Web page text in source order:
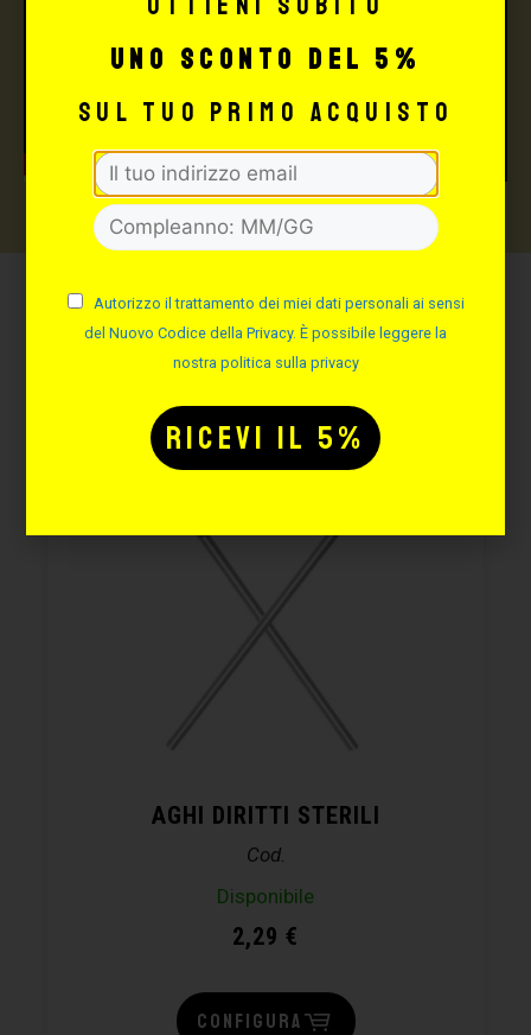
Potrebbe interessarti
anche:
AGHI DIRITTI STERILI
Cod.
Disponibile
2,29 €
CONFIGURA
uno sconto del 5%
sul tuo primo acquisto
Autorizzo il trattamento dei miei dati personali ai sensi
del Nuovo Codice della Privacy. È possibile leggere la
nostra politica sulla privacy